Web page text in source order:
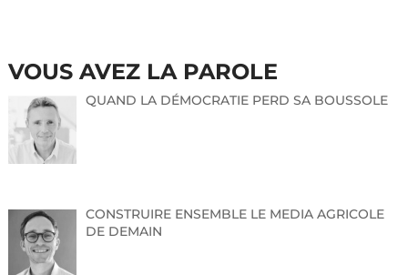
VOUS AVEZ LA PAROLE
QUAND LA DÉMOCRATIE PERD SA BOUSSOLE
CONSTRUIRE ENSEMBLE LE MEDIA AGRICOLE
DE DEMAIN